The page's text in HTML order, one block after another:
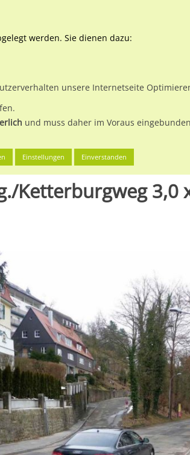
Stadt Theodor-Klotzbücher-Str.,Bush. gg./
Ketterburgweg 3,0
werden. Sie dienen dazu:
unsere Internetseite
und muss daher im Voraus
Einstellungen Einverstanden